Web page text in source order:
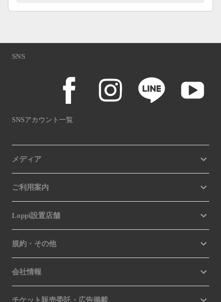
SNS
SNSアカウント一覧
メディア
ご利用案内
Loppi設置店舗
規約・その他
会社情報
チケット販売委託・広告掲載